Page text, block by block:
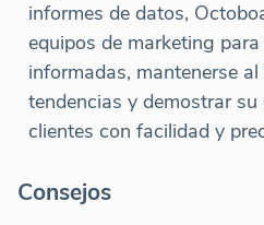
informes de datos,
equipos de marketing
informadas, mantenerse
tendencias y demostrar
clientes con facilidad y
Consejos